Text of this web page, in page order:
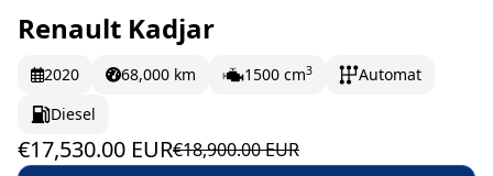
În stoc 292.17 EUR/lună
Renault Kadjar
2020 68,000 km 1500 cm3
Automat
Diesel
€17,530.00 EUR€18,900.00 EUR